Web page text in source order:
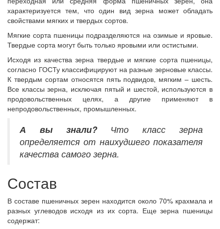
характеризуется тем, что один вид зерна может обладать
свойствами мягких и твердых сортов.
Мягкие сорта пшеницы подразделяются на озимые и яровые.
Твердые сорта могут быть только яровыми или остистыми.
Исходя из качества зерна твердые и мягкие сорта пшеницы,
согласно ГОСТу классифицируют на разные зерновые классы.
К твердым сортам относятся пять подвидов, мягким – шесть.
Все классы зерна, исключая пятый и шестой, используются в
продовольственных целях, а другие применяют в
непродовольственных, промышленных.
А вы знали?Что класс зерна
определяется от наихудшего показателя
качества самого зерна.
Состав
В составе пшеничных зерен находится около 70% крахмала и
разных углеводов исходя из их сорта. Еще зерна пшеницы
содержат: